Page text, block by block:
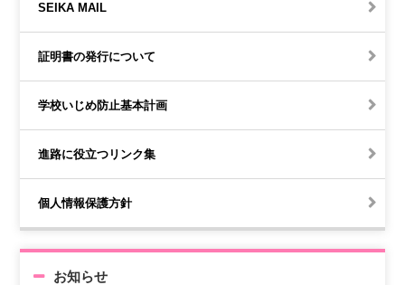
SEIKA MAIL
証明書の発行について
学校いじめ防止基本計画
進路に役立つリンク集
個人情報保護方針
お知らせ